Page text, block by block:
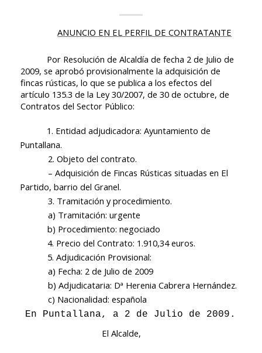
ANUNCIO EN EL PERFIL DE CONTRATANTE
Por Resolución de Alcaldía de fecha 2 de Julio de
2009, se aprobó provisionalmente la adquisición de
fincas rústicas,lo que se publica a los efectos del
artículo 135.3 de la Ley 30/2007, de 30 de octubre, de
Contratos del Sector Público:
1. Entidad adjudicadora: Ayuntamiento de
Puntallana.
2. Objeto del contrato.
– Adquisición de Fincas Rústicas situadas en El
Partido, barrio del Granel.
3. Tramitación y procedimiento.
a) Tramitación: urgente
b) Procedimiento: negociado
4. Precio del Contrato: 1.910,34 euros.
5. Adjudicación Provisional:
a) Fecha: 2 de Julio de 2009
b) Adjudicataria: Dª Herenia Cabrera Hernández.
c) Nacionalidad: española
En Puntallana, a 2 de Julio de 2009.
El Alcalde,